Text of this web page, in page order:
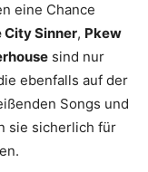
eine Chance
City Sinner, Pkew
sind nur
ebenfalls auf der
Songs und
sie sicherlich für